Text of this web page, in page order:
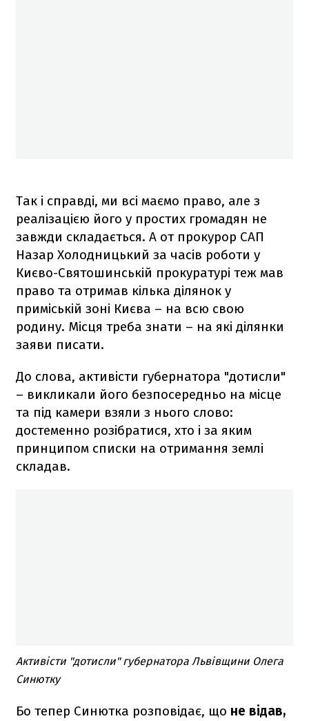
Так і справді, ми всі маємо право, але з
реалізацією його у простих громадян не
завжди складається. А от прокурор САП
Назар Холодницький за часів роботи у
Києво-Святошинській прокуратурі теж мав
право та отримав кілька ділянок у
приміській зоні Києва – на всю свою
родину. Місця треба знати – на які ділянки
заяви писати.
До слова, активісти губернатора "дотисли"
– викликали його безпосередньо на місце
та під камери взяли з нього слово:
достеменно розібратися, хто і за яким
принципом списки на отримання землі
складав.
Активісти "дотисли" губернатора Львівщини Олега
Синютку
Бо тепер Синютка розповідає, що не відав,